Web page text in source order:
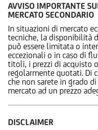
AVVISO IMPORTANTE
MERCATO SECONDARIO
In situazioni di mercato
tecniche, la disponibilità
può essere limitata o
eccezionali o in caso di
titoli, i prezzi di acquisto
regolarmente quotati. Di
che non sarete in grado
mercato ad un prezzo
DISCLAIMER